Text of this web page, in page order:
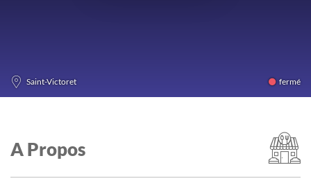
Saint-Victoret fermé
A Propos